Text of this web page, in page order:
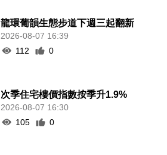
龍環葡韻生態步道下週三起翻新
2026-08-07 16:39
112
0
次季住宅樓價指數按季升1.9%
2026-08-07 16:30
105
0